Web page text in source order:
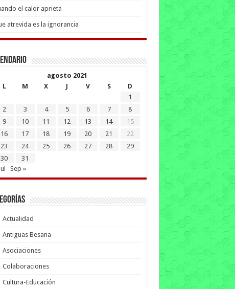
el calor aprieta
atrevida es la ignorancia
agosto 2021
L
M X J V S
D
1
2
3 4 5 6 7
8
9
10 11 12 13 14
15
16
17 18 19 20 21
22
23
24 25 26 27 28
29
30
31
Sep »
Actualidad
Antiguas Besana
Asociaciones
Colaboraciones
Cultura-Educación